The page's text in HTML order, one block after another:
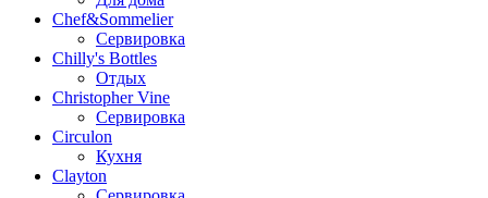
Chef&Sommelier
Сервировка
Chilly's Bottles
Отдых
Christopher Vine
Сервировка
Circulon
Кухня
Clayton